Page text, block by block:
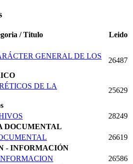
/ Titulo
Leido
GENERAL DE LOS
26487
DE LA
25629
28249
DOCUMENTAL
26619
- INFORMACIÓN
26586